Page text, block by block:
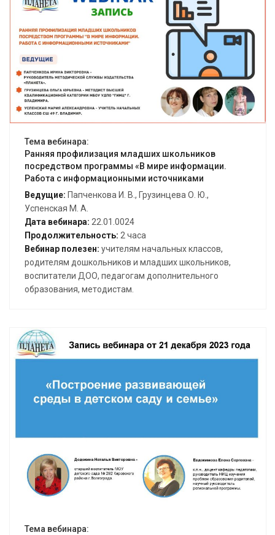
Тема вебинара:
Ранняя профилизация младших школьников
посредством программы «В мире информации.
Работа с информационными источниками
Ведущие: Папченкова И. В., Грузинцева О. Ю.,
Успенская М. А.
Дата вебинара: 22.01.0024
Продолжительность: 2 часа
Вебинар полезен: учителям начальных классов,
родителям дошкольников и младших школьников,
воспитатели ДОО, педагогам дополнительного
образования, методистам.
Тема вебинара: